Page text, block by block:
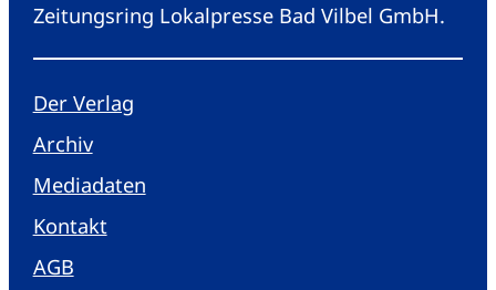
Zeitungsring Lokalpresse Bad Vilbel GmbH.
Der Verlag
Archiv
Mediadaten
Kontakt
AGB